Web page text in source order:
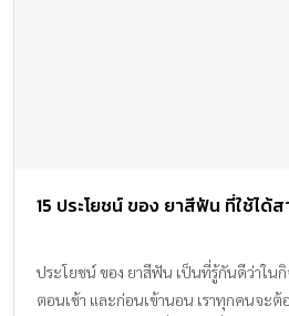
15 ประโยชน์ ของ ยาสีฟัน ที่ใช้ได้
ประโยชน์ ของ ยาสีฟัน เป็นที่รู้กันดีว่าใน
ตอนเช้า และก่อนเข้านอน เราทุกคนจะ